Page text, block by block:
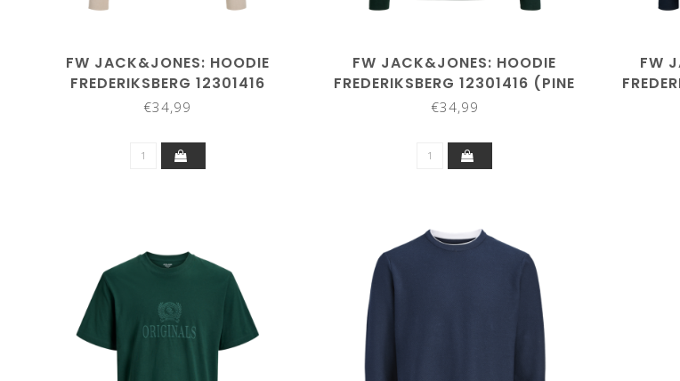
FW JACK&JONES: HOODIE
FREDERIKSBERG 12301416
(FEATHER GRAY)
€34,99
FW JACK&JONES: HOODIE
FREDERIKSBERG 12301416 (PINE
GROVE)
€34,99
FW